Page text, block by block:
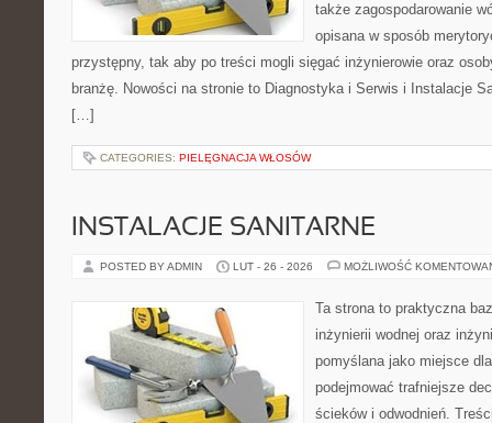
także zagospodarowanie
opisana w sposób
przystępny, tak aby po treści mogli sięgać inżynierowie oraz
branżę. Nowości na stronie to Diagnostyka i Serwis i Instalacje
[…]
CATEGORIES: PIELĘGNACJA WŁOSÓW
INSTALACJE SANITARNE
POSTED BY ADMIN LUT - 26 - 2026 MOŻLIWOŚĆ
Ta strona to praktyczna
inżynierii wodnej oraz
pomyślana jako miejsce
podejmować trafniejsze
ścieków i odwodnień.